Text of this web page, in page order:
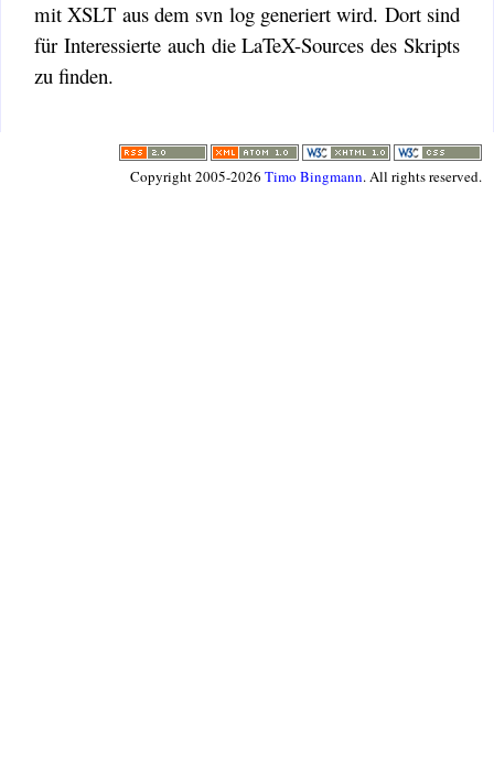
mit XSLT aus dem svn log generiert wird. Dort sind
für Interessierte auch die LaTeX-Sources des Skripts
zu finden.
Copyright 2005-2026Timo Bingmann. All rights reserved.